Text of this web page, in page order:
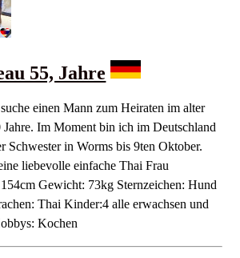
55, Jahre
einen Mann zum Heiraten im alter
Im Moment bin ich im Deutschland
Schwester in Worms bis 9ten Oktober.
liebevolle einfache Thai Frau
Gewicht: 73kg Sternzeichen: Hund
Thai Kinder:4 alle erwachsen und
Kochen